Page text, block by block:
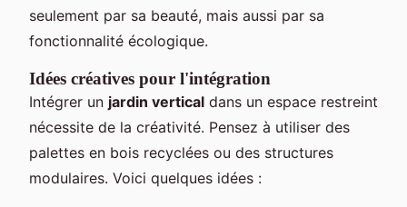
seulement par sa beauté, mais aussi par sa
fonctionnalité écologique.
Idées créatives pour l'intégration
Intégrer un jardin vertical dans un espace restreint
nécessite de la créativité. Pensez à utiliser des
palettes en bois recyclées ou des structures
modulaires. Voici quelques idées :